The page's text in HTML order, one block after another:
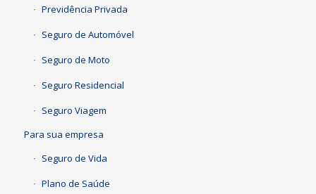
Previdência Privada
Seguro de Automóvel
Seguro de Moto
Seguro Residencial
Seguro Viagem
Para sua empresa
Seguro de Vida
Plano de Saúde